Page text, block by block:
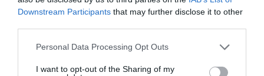
Downstream Participants that may further disclose it to other
Please note that this website/app uses one or more Google
not limited to your visit or usage behaviour. You may click to
Personal Data Processing Opt Outs
I want to opt-out of the Sharing of my